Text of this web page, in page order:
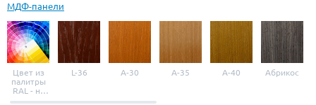
МДФ-панели
Цвет из
палитры
RAL - на
выбор
L-36 A-30 A-35 A-40 Абрикос